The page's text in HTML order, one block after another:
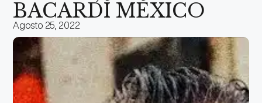
BACARDÍ MÉXICO
Agosto 25, 2022